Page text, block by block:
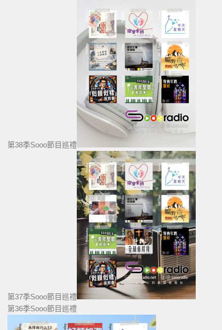
第38季Sooo節目巡禮
第37季Sooo節目巡禮
第36季Sooo節目巡禮